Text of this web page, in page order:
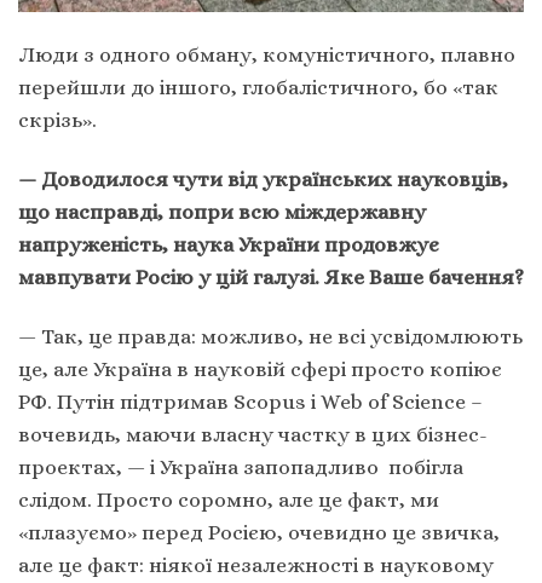
Люди з одного обману, комуністичного, плавно
перейшли до іншого, глобалістичного, бо «так
скрізь».
— Доводилося чути від українських науковців,
що насправді, попри всю міждержавну
напруженість, наука України продовжує
мавпувати Росію у цій галузі. Яке Ваше бачення?
— Так, це правда: можливо, не всі усвідомлюють
це, але Україна в науковій сфері просто копіює
РФ. Путін підтримав Scopus і Web of Science –
вочевидь, маючи власну частку в цих бізнес-
проектах, — і Україна запопадливо побігла
слідом. Просто соромно, але це факт, ми
«плазуємо» перед Росією, очевидно це звичка,
але це факт: ніякої незалежності в науковому